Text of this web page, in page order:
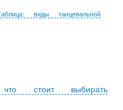
виды танцевальной
стоит выбирать